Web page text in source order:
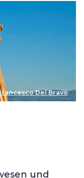
Del Bravo
und